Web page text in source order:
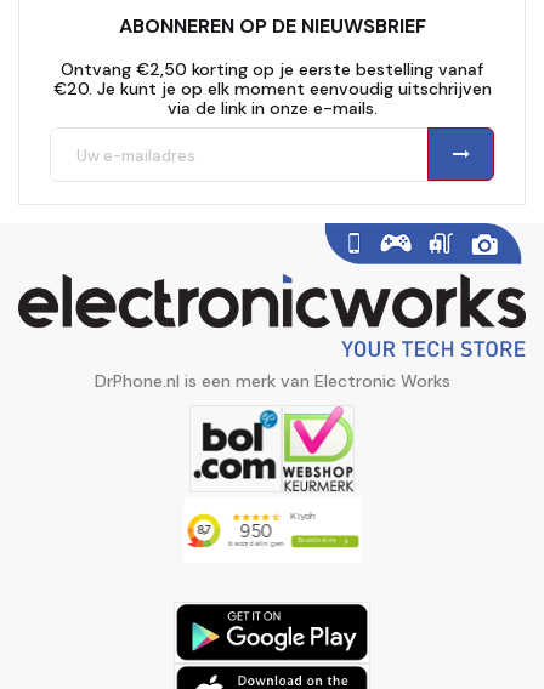
ABONNEREN OP DE NIEUWSBRIEF
Ontvang €2,50 korting op je eerste bestelling vanaf
€20. Je kunt je op elk moment eenvoudig uitschrijven
via de link in onze e-mails.
DrPhone.nl is een merk van Electronic Works